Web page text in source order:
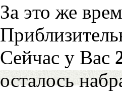
За это же
Сейчас у Вас
осталось